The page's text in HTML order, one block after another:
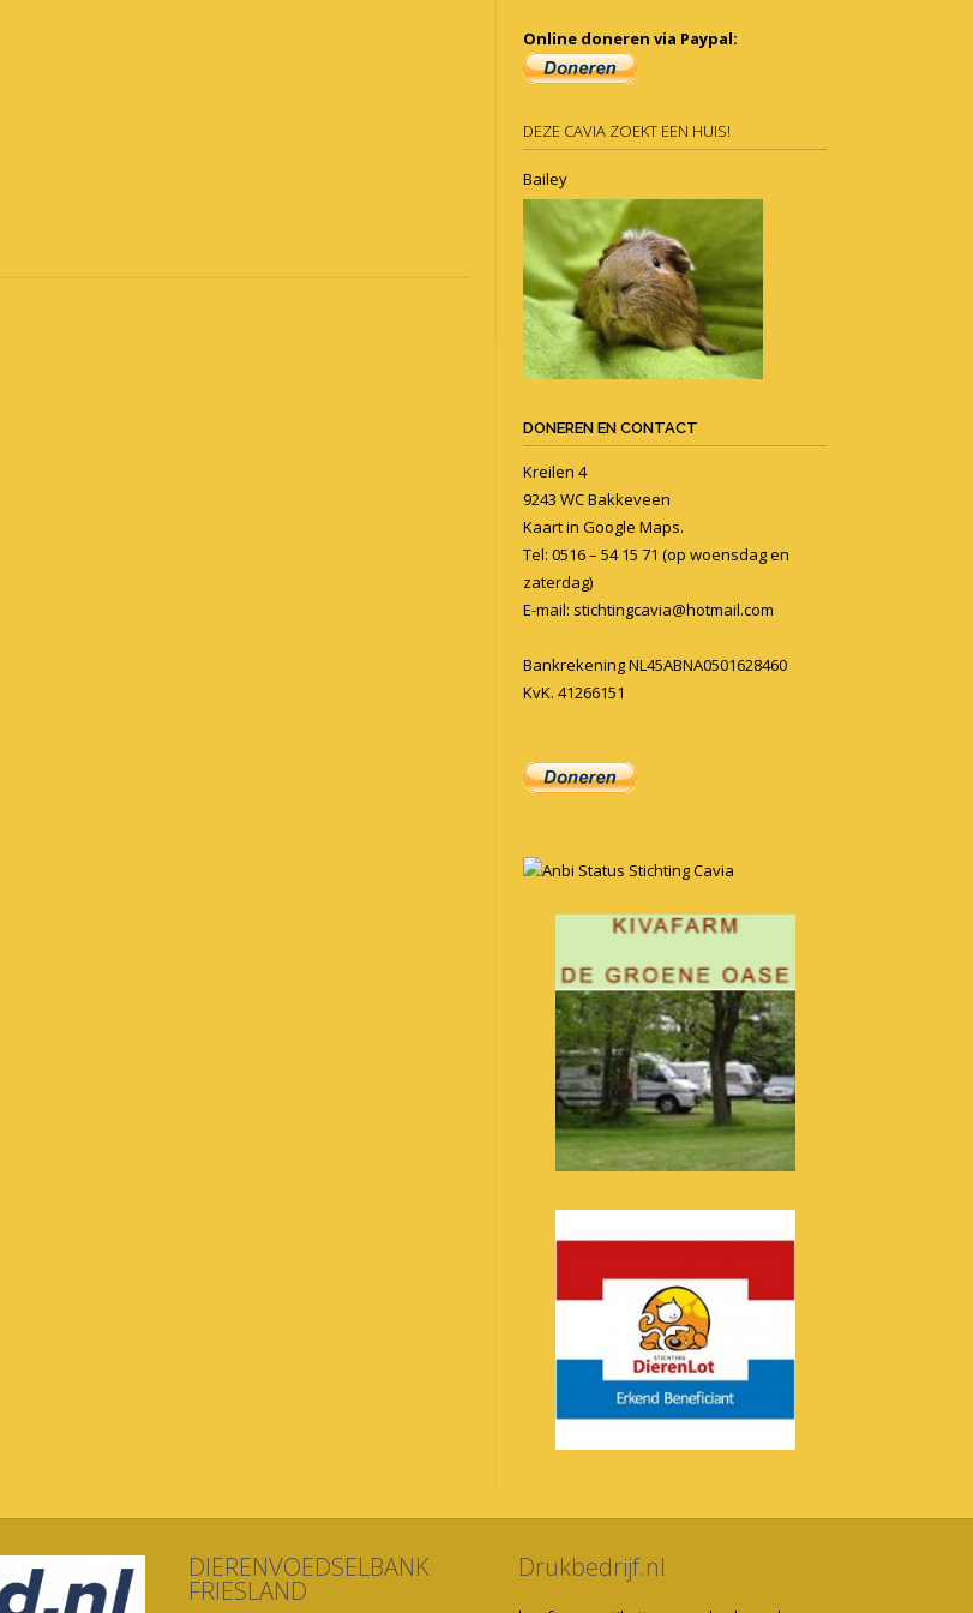
Online doneren via Paypal:
DEZE CAVIA ZOEKT EEN HUIS!
Bailey
DONEREN EN CONTACT
Kreilen 4
9243 WC Bakkeveen
Kaart in Google Maps.
Tel: 0516 – 54 15 71 (op woensdag en
zaterdag)
E-mail: stichtingcavia@hotmail.com
Bankrekening NL45ABNA0501628460
KvK. 41266151
Anbi Status Stichting Cavia
DIERENVOEDSELBANK
FRIESLAND
Drukbedrijf.nl